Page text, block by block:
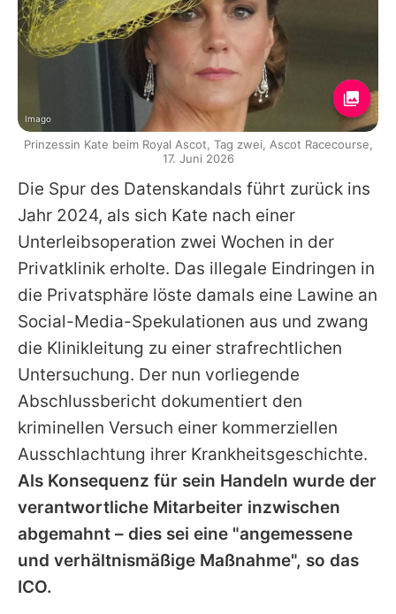
Die Spur des Datenskandals führt zurück ins
Jahr 2024, als sich Kate nach einer
Unterleibsoperation zwei Wochen in der
Privatklinik erholte. Das illegale Eindringen in
die Privatsphäre löste damals eine Lawine an
Social-Media-Spekulationen aus und zwang
die Klinikleitung zu einer strafrechtlichen
Untersuchung. Der nun vorliegende
Abschlussbericht dokumentiert den
kriminellen Versuch einer kommerziellen
Ausschlachtung ihrer Krankheitsgeschichte.
Als Konsequenz für sein Handeln wurde der
verantwortliche Mitarbeiter inzwischen
abgemahnt – dies sei eine "angemessene
und verhältnismäßige Maßnahme", so das
ICO.
Imago
Prinzessin Kate beim Royal Ascot, Tag zwei, Ascot Racecourse,
17. Juni 2026